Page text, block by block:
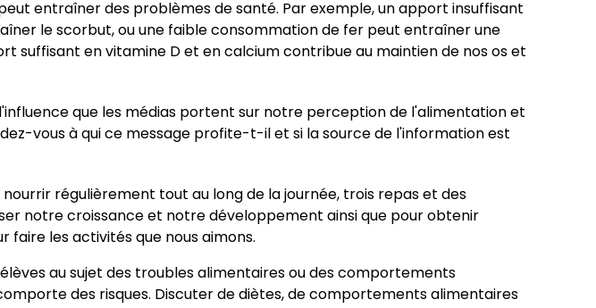
entraîner des problèmes de santé. Par exemple, un apport insuffisant
le scorbut, ou une faible consommation de fer peut entraîner une
suffisant en vitamine D et en calcium contribue au maintien de nos os et
que les médias portent sur notre perception de l'alimentation et
vous à qui ce message profite-t-il et si la source de l'information est
régulièrement tout au long de la journée, trois repas et des
notre croissance et notre développement ainsi que pour obtenir
faire les activités que nous aimons.
au sujet des troubles alimentaires ou des comportements
des risques. Discuter de diètes, de comportements alimentaires